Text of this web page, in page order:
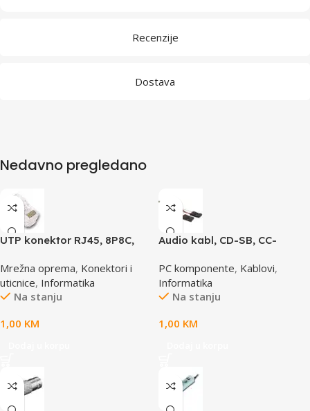
Recenzije
Dostava
Nedavno pregledano
UTP konektor RJ45, 8P8C,
Mrežna oprema, Konektori i
uticnice, Informatika
Na stanju
1,00 KM
Audio kabl, CD-SB, CC-
PC komponente, Kablovi,
Informatika
Na stanju
1,00 KM